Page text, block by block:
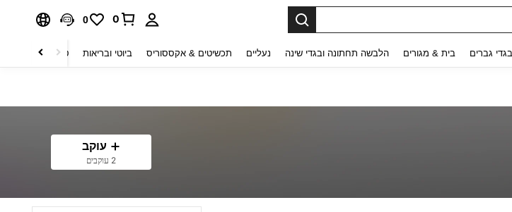
0
0
בגדי גברים בית & מגורים הלבשה תחתונה ובגדי שינה נעליים תכשיטים & אקססוריס ביוטי ובריאות טקסטיל לבית
עוקב
2 עוקבים